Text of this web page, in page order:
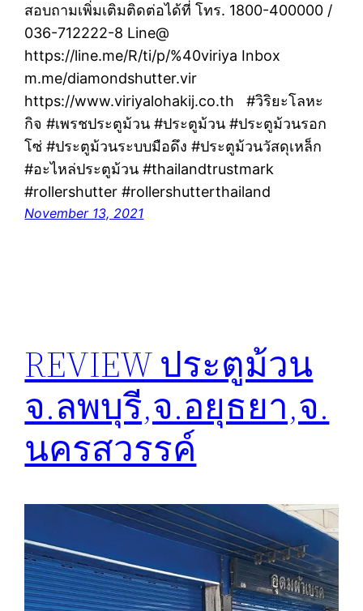
สอบถามเพิ่มเติมติดต่อได้ที่ โทร. 1800-400000 /
036-712222-8 Line@
https://line.me/R/ti/p/%40viriya Inbox
m.me/diamondshutter.vir
https://www.viriyalohakij.co.th #วิริยะโลหะ
กิจ #เพรชประตูม้วน #ประตูม้วน #ประตูม้วนรอก
โซ่ #ประตูม้วนระบบมือดึง #ประตูม้วนวัสดุเหล็ก
#อะไหล่ประตูม้วน #thailandtrustmark
#rollershutter #rollershutterthailand
November 13, 2021
REVIEW ประตูม้วน
จ.ลพบุรี,จ.อยุธยา,จ.
นครสวรรค์